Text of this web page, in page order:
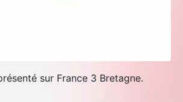
sur France 3 Bretagne.